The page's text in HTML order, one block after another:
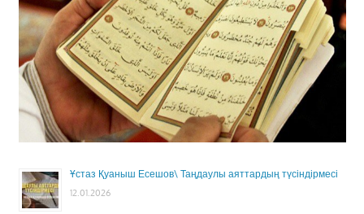
Ұстаз Қуаныш Есешов\ Таңдаулы аяттардың түсіндірмесі
12.01.2026